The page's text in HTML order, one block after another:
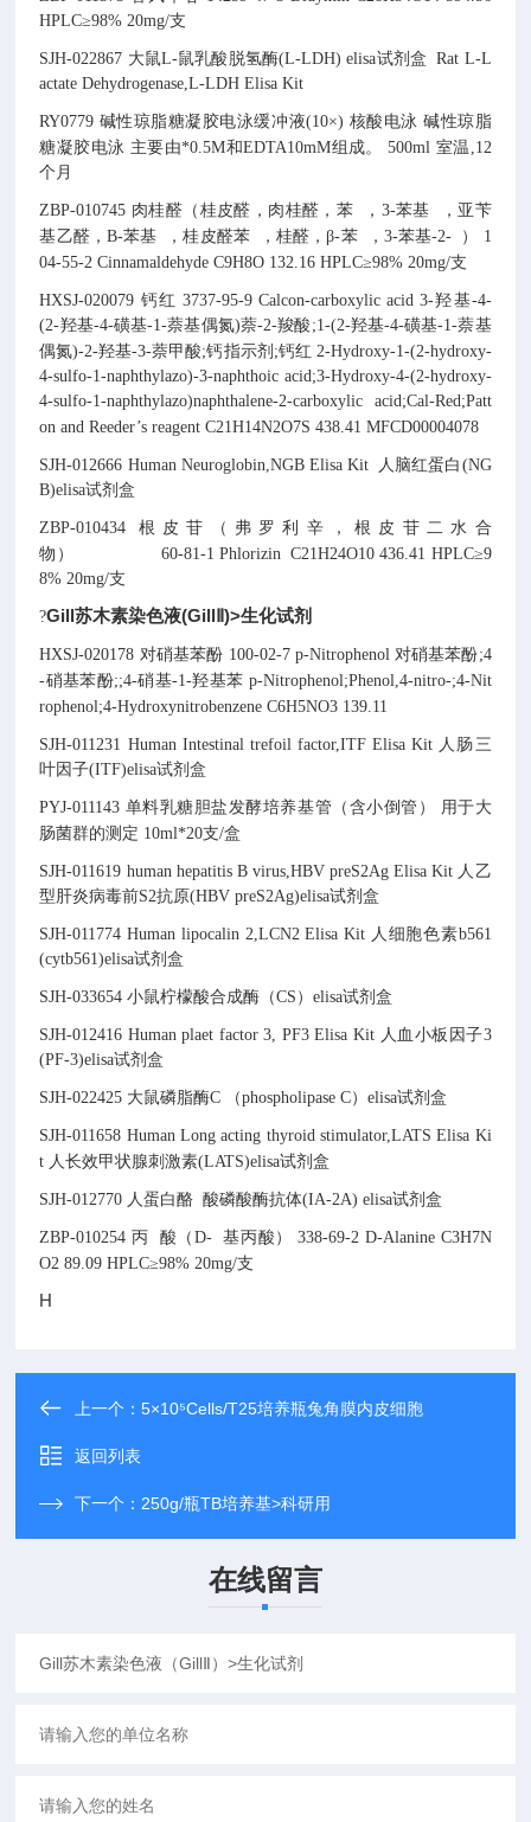
HPLC≥98% 20mg/支
SJH-022867 大鼠L-鼠乳酸脱氢酶(L-LDH) elisa试剂盒
Rat L-L
actate Dehydrogenase,L-LDH Elisa Kit
RY0779 碱性琼脂糖凝胶电泳缓冲液(10×) 核酸电泳 碱性琼脂
糖凝胶电泳 主要由*0.5M和EDTA10mM组成。 500ml 室温,12
个月
ZBP-010745 肉桂醛（桂皮醛，肉桂醛，苯 ，3-苯基
，亚苄
基乙醛，Β-苯基
，桂皮醛苯 ，桂醛，β-苯 ，3-苯基-2- ）
1
04-55-2 Cinnamaldehyde C9H8O 132.16 HPLC≥98% 20mg/支
HXSJ-020079 钙红 3737-95-9 Calcon-carboxylic acid 3-羟基-4-
(2-羟基-4-磺基-1-萘基偶氮)萘-2-羧酸;1-(2-羟基-4-磺基-1-萘基
偶氮)-2-羟基-3-萘甲酸;钙指示剂;钙红 2-Hydroxy-1-(2-hydroxy-
4-sulfo-1-naphthylazo)-3-naphthoic acid;3-Hydroxy-4-(2-hydroxy-
4-sulfo-1-naphthylazo)naphthalene-2-carboxylic acid;Cal-Red;Patt
on and Reeder’s reagent C21H14N2O7S 438.41 MFCD00004078
SJH-012666 Human Neuroglobin,NGB Elisa Kit
人脑红蛋白(NG
B)elisa试剂盒
ZBP-010434
根皮苷（弗罗利辛，根皮苷二水合
物）
60-81-1 Phlorizin C21H24O10 436.41 HPLC≥9
8% 20mg/支
?Gill苏木素染色液(GillⅡ)>生化试剂
HXSJ-020178 对硝基苯酚 100-02-7 p-Nitrophenol 对硝基苯酚;4
-硝基苯酚;;4-硝基-1-羟基苯 p-Nitrophenol;Phenol,4-nitro-;4-Nit
rophenol;4-Hydroxynitrobenzene C6H5NO3 139.11
SJH-011231 Human Intestinal trefoil factor,ITF Elisa Kit 人肠三
叶因子(ITF)elisa试剂盒
PYJ-011143 单料乳糖胆盐发酵培养基管（含小倒管）
用于大
肠菌群的测定 10ml*20支/盒
SJH-011619 human hepatitis B virus,HBV preS2Ag Elisa Kit 人乙
型肝炎病毒前S2抗原(HBV preS2Ag)elisa试剂盒
SJH-011774 Human lipocalin 2,LCN2 Elisa Kit 人细胞色素b561
(cytb561)elisa试剂盒
SJH-033654 小鼠柠檬酸合成酶（CS）elisa试剂盒
SJH-012416 Human plaet factor 3, PF3 Elisa Kit 人血小板因子3
(PF-3)elisa试剂盒
SJH-022425 大鼠磷脂酶C （phospholipase C）elisa试剂盒
SJH-011658 Human Long acting thyroid stimulator,LATS Elisa Ki
t 人长效甲状腺刺激素(LATS)elisa试剂盒
SJH-012770 人蛋白酪 酸磷酸酶抗体(IA-2A) elisa试剂盒
ZBP-010254 丙 酸（D- 基丙酸） 338-69-2 D-Alanine C3H7N
O2 89.09 HPLC≥98% 20mg/支
H
上一个：5×10⁵Cells/T25培养瓶兔角膜内皮细胞
返回列表
下一个： 250g/瓶TB培养基>科研用
在线留言